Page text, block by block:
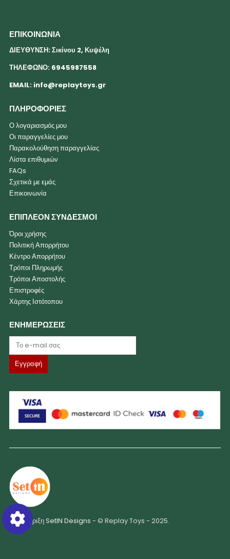
ΕΠΙΚΟΙΝΩΝΙΑ
ΔΙΕΥΘΥΝΣΗ: Σικίνου 2, Κυψέλη
ΤΗΛΕΦΩΝΟ: 6945987558
EMAIL: info@replaytoys.gr
ΠΛΗΡΟΦΟΡΙΕΣ
Ο λογαριασμός μου
Οι παραγγελίες μου
Παρακολούθηση παραγγελίας
Λίστα επιθυμιών
FAQs
Σχετικά με εμάς
Επικοινωνία
ΕΠΙΠΛΕΟΝ ΣΥΝΔΕΣΜΟΙ
Όροι χρήσης
Πολιτική Απορρήτου
Κέντρο Απορρήτου
Τρόποι Πληρωμής
Τρόποι Αποστολής
Επιστροφές
Χάρτης Ιστότοπου
ΕΝΗΜΕΡΩΣΕΙΣ
ΥποστήριξηSetIN Designs - © Replay Toys - 2025.